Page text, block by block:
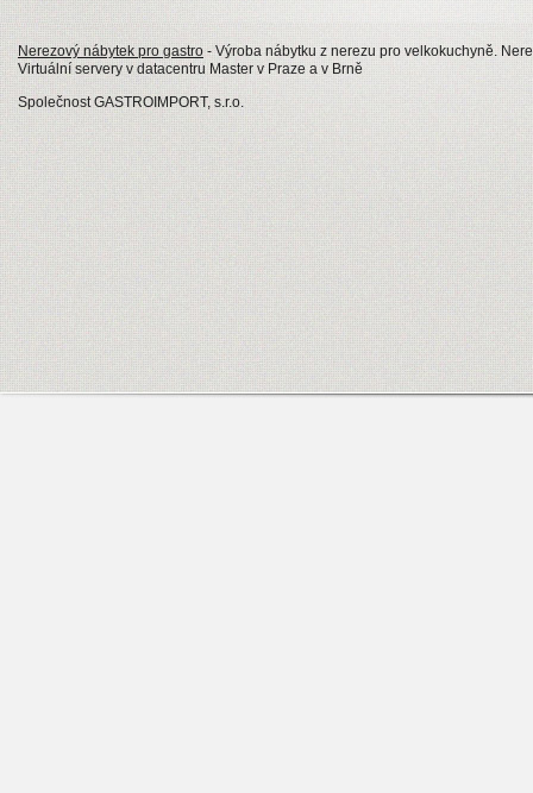
Nerezový nábytek pro gastro - Výroba nábytku z nerezu pro velkokuchyně.
Virtuální servery v datacentru Master v Praze a v Brně
Společnost GASTROIMPORT, s.r.o.